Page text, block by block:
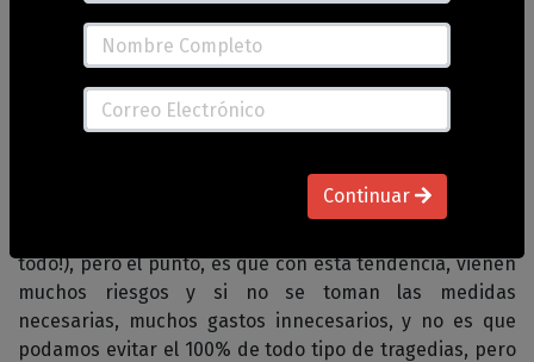
Samsung S8, S9, S10, plus +
Samsung Note 8, 9, 10 plus +
Últimamente pareciera que los celulares
inteligentes/smartphones compiten unos contra otros
(algunos ya hasta los quieren convertir en solamente
una gran pantalla, es decir, por delante y por detrás
todo!), pero el punto, es que con esta tendencia, vienen
muchos riesgos y si no se toman las medidas
necesarias, muchos gastos innecesarios, y no es que
podamos evitar el 100% de todo tipo de tragedias, pero
Continuar